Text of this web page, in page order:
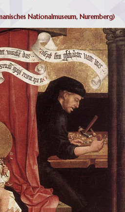
Nationalmuseum, Nuremberg)